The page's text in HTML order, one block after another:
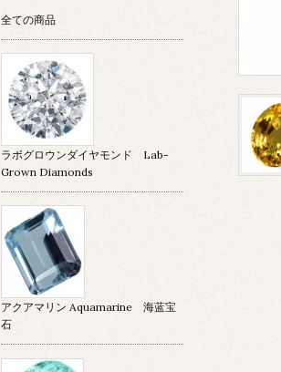
全ての商品
ラボグロウンダイヤモンド Lab-
Grown Diamonds
アクアマリン Aquamarine 海蓝宝
石